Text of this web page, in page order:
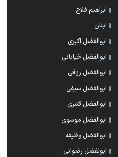
ابراهیم فلاح
ابنان
ابوالفضل اکبری
ابوالفضل خیابانی
ابوالفضل رزاقی
ابوالفضل سیفی
ابوالفضل قنبری
ابوالفضل موسوی
ابوالفضل وظیفه
ابولفضل رضوانی